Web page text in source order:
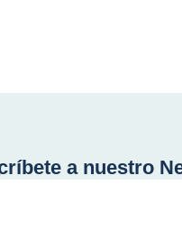
a nuestro